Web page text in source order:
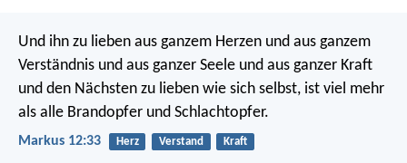
Und ihn zu lieben aus ganzem Herzen und aus ganzem
Verständnis und aus ganzer Seele und aus ganzer Kraft
und den Nächsten zu lieben wie sich selbst, ist viel mehr
als alle Brandopfer und Schlachtopfer.
Markus 12:33 Herz Verstand Kraft